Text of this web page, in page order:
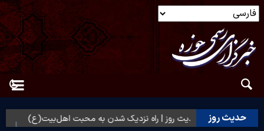
حدیث روز
مردم؟ حدیث روز | راه نزدیک شدن به محبت اهل‌بیت(ع)